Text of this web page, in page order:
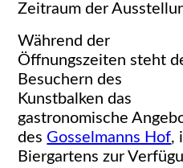
Zeitraum der
Während der
Öffnungszeiten steht
Besuchern des
Kunstbalken das
gastronomische
des Gosselmanns Hof,
Biergartens zur